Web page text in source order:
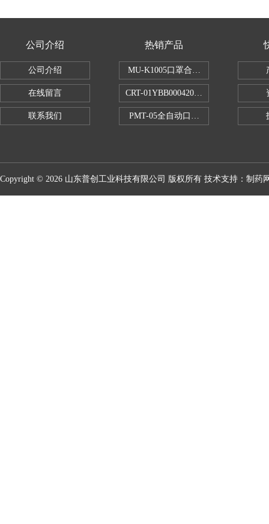
公司介绍
公司介绍
在线留言
联系我们
热销产品
MU-K1005口罩合成血液穿透试验仪
CRT-01YBB00042005数显式安瓿瓶圆
PMT-05全自动口红折断力测试仪
Copyright © 2026 山东普创工业科技有限公司 版权所有 技术支持： 制药